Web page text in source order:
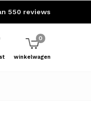
winkelwagen
0
550 reviews